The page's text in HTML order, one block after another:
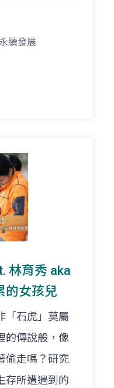
永續發展
林育秀 aka
的女孩兒
「石虎」莫屬
的傳說般，像
偷走嗎？研究
存所遭遇到的